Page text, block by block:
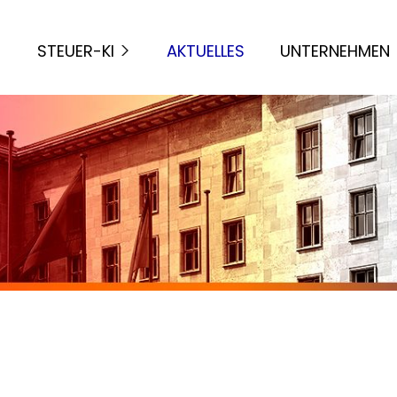
STEUER-KI AKTUELLES UNTERNEHMEN